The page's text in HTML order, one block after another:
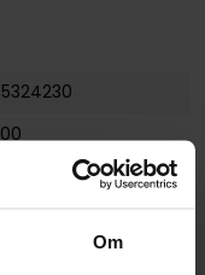
Om